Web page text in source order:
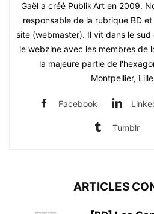
Gaël a créé Publik'Art en 2009.
responsable de la rubrique BD
site (webmaster). Il vit dans le sud
le webzine avec les membres de
la majeure partie de
Montpellier,
Facebook
Tumblr
ARTICLES